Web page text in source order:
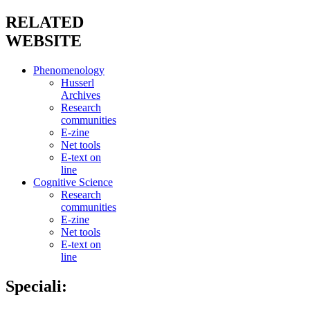
RELATED
WEBSITE
Phenomenology
Husserl
Archives
Research
communities
E-zine
Net tools
E-text on
line
Cognitive Science
Research
communities
E-zine
Net tools
E-text on
line
Speciali: